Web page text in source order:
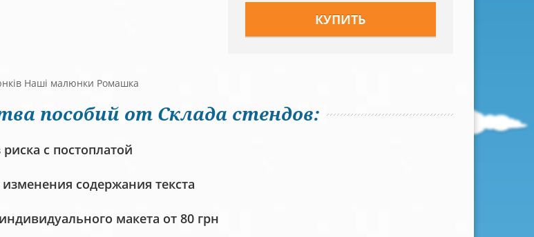
Наші малюнки Ромашка
пособий от Склада стендов:
с постоплатой
содержания текста
макета от 80 грн